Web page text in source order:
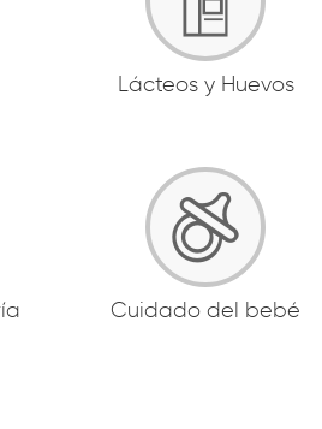
Lácteos y Huevos
Cuidado del bebé